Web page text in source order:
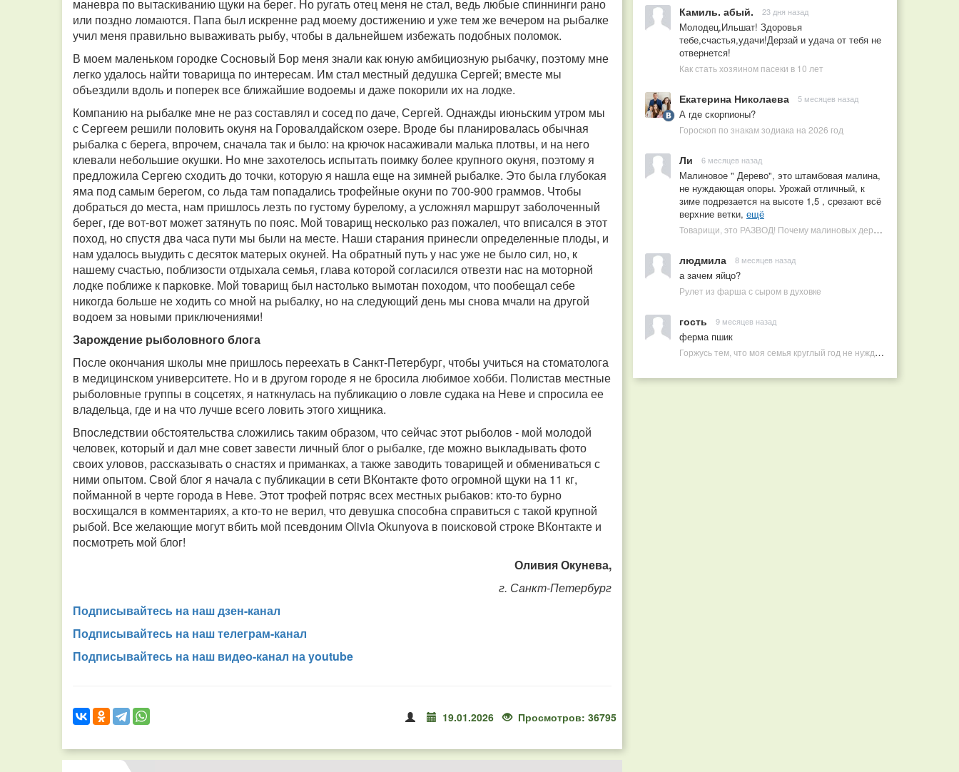
маневра по вытаскиванию щуки на берег. Но ругать отец меня не стал, ведь любые спиннинги рано
или поздно ломаются. Папа был искренне рад моему достижению и уже тем же вечером на рыбалке
учил меня правильно вываживать рыбу, чтобы в дальнейшем избежать подобных поломок.
В моем маленьком городке Сосновый Бор меня знали как юную амбициозную рыбачку, поэтому мне
легко удалось найти товарища по интересам. Им стал местный дедушка Сергей; вместе мы
объездили вдоль и поперек все ближайшие водоемы и даже покорили их на лодке.
Компанию на рыбалке мне не раз составлял и сосед по даче, Сергей. Однажды июньским утром мы
с Сергеем решили половить окуня на Горовалдайском озере. Вроде бы планировалась обычная
рыбалка с берега, впрочем, сначала так и было: на крючок насаживали малька плотвы, и на него
клевали небольшие окушки. Но мне захотелось испытать поимку более крупного окуня, поэтому я
предложила Сергею сходить до точки, которую я нашла еще на зимней рыбалке. Это была глубокая
яма под самым берегом, со льда там попадались трофейные окуни по 700-900 граммов. Чтобы
добраться до места, нам пришлось лезть по густому бурелому, а усложнял маршрут заболоченный
берег, где вот-вот может затянуть по пояс. Мой товарищ несколько раз пожалел, что вписался в этот
поход, но спустя два часа пути мы были на месте. Наши старания принесли определенные плоды, и
нам удалось выудить с десяток матерых окуней. На обратный путь у нас уже не было сил, но, к
нашему счастью, поблизости отдыхала семья, глава которой согласился отвезти нас на моторной
лодке поближе к парковке. Мой товарищ был настолько вымотан походом, что пообещал себе
никогда больше не ходить со мной на рыбалку, но на следующий день мы снова мчали на другой
водоем за новыми приключениями!
Зарождение рыболовного блога
После окончания школы мне пришлось переехать в Санкт-Петербург, чтобы учиться на стоматолога
в медицинском университете. Но и в другом городе я не бросила любимое хобби. Полистав местные
рыболовные группы в соцсетях, я наткнулась на публикацию о ловле судака на Неве и спросила ее
владельца, где и на что лучше всего ловить этого хищника.
Впоследствии обстоятельства сложились таким образом, что сейчас этот рыболов - мой молодой
человек, который и дал мне совет завести личный блог о рыбалке, где можно выкладывать фото
своих уловов, рассказывать о снастях и приманках, а также заводить товарищей и обмениваться с
ними опытом. Свой блог я начала с публикации в сети ВКонтакте фото огромной щуки на 11 кг,
пойманной в черте города в Неве. Этот трофей потряс всех местных рыбаков: кто-то бурно
восхищался в комментариях, а кто-то не верил, что девушка способна справиться с такой крупной
рыбой. Все желающие могут вбить мой псевдоним Olivia Okunyova в поисковой строке ВКонтакте и
посмотреть мой блог!
Оливия Окунева,
г. Санкт-Петербург
Подписывайтесь на наш дзен-канал
Подписывайтесь на наш телеграм-канал
Подписывайтесь на наш видео-канал на youtube
19.01.2026 Просмотров: 36795
Камиль. абый. 23 дня назад
Молодец,Ильшат! Здоровья
тебе,счастья,удачи!Дерзай и удача от тебя не
отвернется!
Как стать хозяином пасеки в 10 лет
Екатерина Николаева 5 месяцев назад
А где скорпионы?
Гороскоп по знакам зодиака на 2026 год
Ли 6 месяцев назад
Малиновое " Дерево", это штамбовая малина,
не нуждающая опоры. Урожай отличный, к
зиме подрезается на высоте 1,5 , срезают всё
верхние ветки, ещё
Товарищи, это РАЗВОД! Почему малиновых деревьев не бывает, или Как ушлые продавцы наживаются на мечтах садоводов
людмила 8 месяцев назад
а зачем яйцо?
Рулет из фарша с сыром в духовке
гость 9 месяцев назад
ферма пшик
Горжусь тем, что моя семья круглый год не нуждается в покупных витаминах